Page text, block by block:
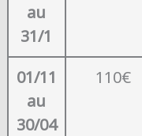
au
31/1
01/11
au
30/04
110€